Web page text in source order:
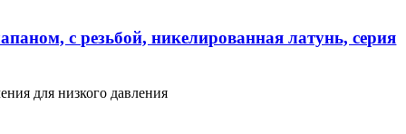
с резьбой, никелированная латунь, серия
для низкого давления